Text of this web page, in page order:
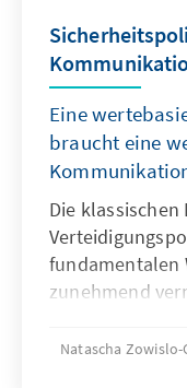
Eine
braucht eine
Die
fundamentalen
zunehmend
mindestens
Natascha